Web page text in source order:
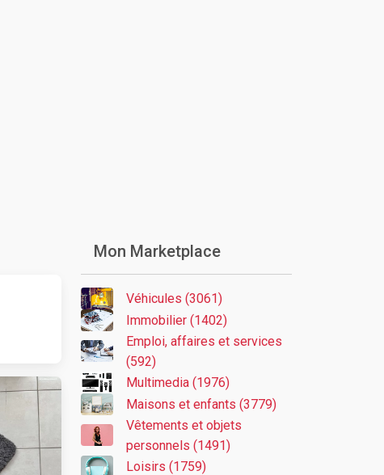
Mon Marketplace
Véhicules (3061)
Immobilier (1402)
Emploi, affaires et services
(592)
Multimedia (1976)
Maisons et enfants (3779)
Vêtements et objets
personnels (1491)
Loisirs (1759)